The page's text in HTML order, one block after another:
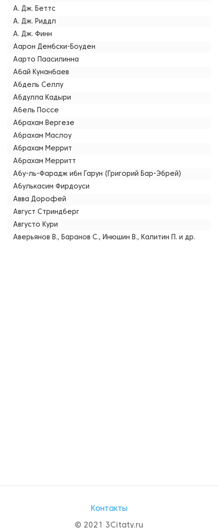
А. Дж. Беттс
А. Дж. Риддл
А. Дж. Финн
Аарон Дембски-Боуден
Аарто Паасилинна
Абай Кунанбаев
Абдель Селлу
Абдулла Кадыри
Абель Поссе
Абрахам Вергезе
Абрахам Маслоу
Абрахам Меррит
Абрахам Мерритт
Абу-ль-Фарадж ибн Гарун (Григорий Бар-Эбрей)
Абулькасим Фирдоуси
Авва Дорофей
Август Стриндберг
Августо Кури
Аверьянов В., Баранов С., Инюшин В., Калитин П. и др.
Контакты
© 2021 3Citaty.ru